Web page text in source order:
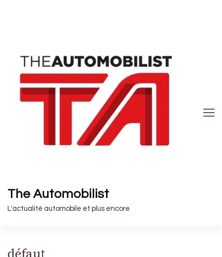
The Automobilist
L'actualité automobile et plus encore
défaut